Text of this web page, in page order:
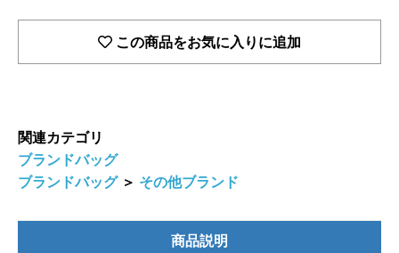
この商品をお気に入りに追加
関連カテゴリ
ブランドバッグ
ブランドバッグ ＞ その他ブランド
商品説明